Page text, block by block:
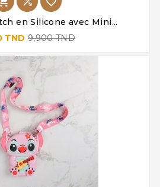
en Silicone avec Mini...
TND 9,900 TND